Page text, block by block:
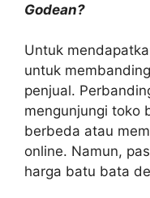
Godean?
Untuk
untuk
penjual.
mengunjungi toko
berbeda atau
online. Namun,
harga batu bata